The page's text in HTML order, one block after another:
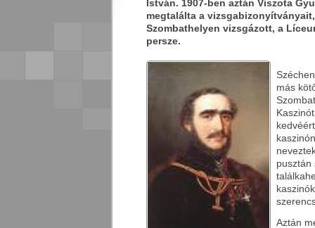
István. 1907-ben aztán Viszota
megtalálta a
Szombathelyen vizsgázott, a
persze.
más
pusztán
Aztán